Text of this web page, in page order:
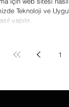
Teknoloji ve
yapılır...
1